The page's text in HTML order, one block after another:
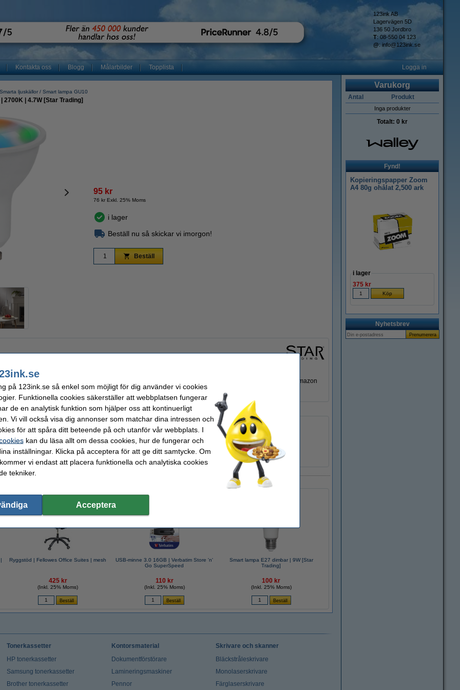
123ink AB
Lagervägen 5D
136 50 Jordbro
T: 08-550 04 123
@: info@123ink.se
Kontakta oss Blogg Målarbilder Topplista Logga in
Smarta ljuskällor Smart lampa GU10
2700K | 4.7W [Star Trading]
95 kr
76 kr Exkl. 25% Moms
i lager
Beställ nu så skickar vi imorgon!
Beställ
styras med hjälp av appen Smart Life. Den kan även integreras med produkter från Google Home eller Amazon
Spänning:
220 - 240 V
Ljusflöde:
400
W) Färgtemperatur:
2.700 K
Lystid:
25.000 tim
RGB+W
ofta även dessa produkter!
Ryggstöd | Fellowes Office Suites | mesh
425 kr
(Inkl. 25% Moms)
USB-minne 3.0 16GB | Verbatim Store 'n'
Go SuperSpeed
110 kr
(Inkl. 25% Moms)
Smart lampa E27 dimbar | 9W [Star
Trading]
100 kr
(Inkl. 25% Moms)
Varukorg
Antal Produkt
Inga produkter
Totalt: 0 kr
Fynd!
Kopieringspapper Zoom
A4 80g ohålat 2,500 ark
i lager
375 kr
Nyhetsbrev
Tonerkassetter
HP tonerkassetter
Samsung tonerkassetter
Brother tonerkassetter
Kontorsmaterial
Dokumentförstörare
Lamineringsmaskiner
Pennor
Skrivare och skanner
Bläckstråleskrivare
Monolaserskrivare
Färglaserskrivare
på 123ink.se så enkel som möjligt för dig använder vi cookies
Funktionella cookies säkerställer att webbplatsen fungerar
de en analytisk funktion som hjälper oss att kontinuerligt
Vi vill också visa dig annonser som matchar dina intressen och
för att spåra ditt beteende på och utanför vår webbplats. I
kan du läsa allt om dessa cookies, hur de fungerar och
inställningar. Klicka på acceptera för att ge ditt samtycke. Om
vi endast att placera funktionella och analytiska cookies
tekniker.
Acceptera